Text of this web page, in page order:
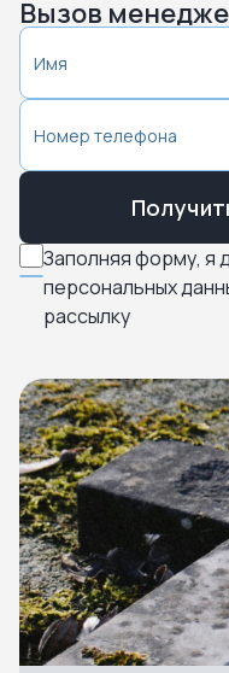
Вызов
Заполняя форму, я
персональных
рассылку